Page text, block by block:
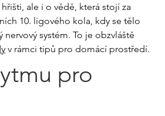
ale i o vědě, která stojí za
10. ligového kola, kdy se tělo
systém. To je obzvláště
v rámci tipů pro domácí prostředí.
pro